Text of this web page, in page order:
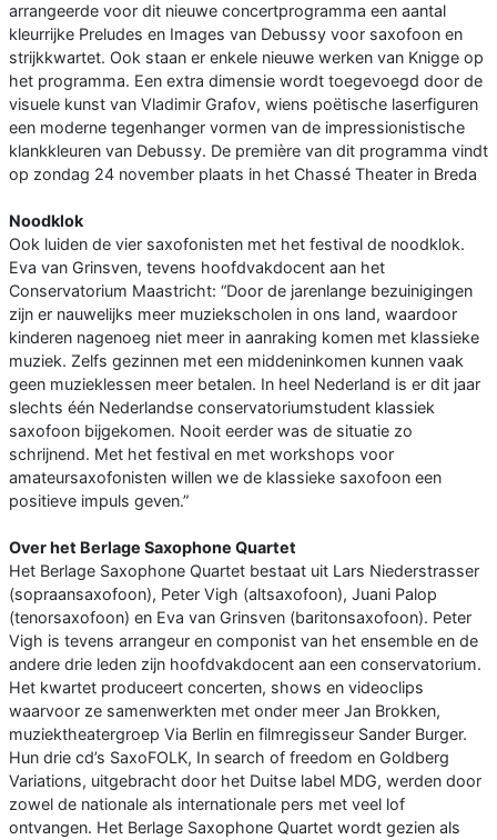
arrangeerde voor dit nieuwe concertprogramma een aantal
kleurrijke Preludes en Images van Debussy voor saxofoon en
strijkkwartet. Ook staan er enkele nieuwe werken van Knigge op
het programma. Een extra dimensie wordt toegevoegd door de
visuele kunst van Vladimir Grafov, wiens poëtische laserfiguren
een moderne tegenhanger vormen van de impressionistische
klankkleuren van Debussy. De première van dit programma vindt
op zondag 24 november plaats in het Chassé Theater in Breda
Noodklok
Ook luiden de vier saxofonisten met het festival de noodklok.
Eva van Grinsven, tevens hoofdvakdocent aan het
Conservatorium Maastricht: “Door de jarenlange bezuinigingen
zijn er nauwelijks meer muziekscholen in ons land, waardoor
kinderen nagenoeg niet meer in aanraking komen met klassieke
muziek. Zelfs gezinnen met een middeninkomen kunnen vaak
geen muzieklessen meer betalen. In heel Nederland is er dit jaar
slechts één Nederlandse conservatoriumstudent klassiek
saxofoon bijgekomen. Nooit eerder was de situatie zo
schrijnend. Met het festival en met workshops voor
amateursaxofonisten willen we de klassieke saxofoon een
positieve impuls geven.”
Over het Berlage Saxophone Quartet
Het Berlage Saxophone Quartet bestaat uit Lars Niederstrasser
(sopraansaxofoon), Peter Vigh (altsaxofoon), Juani Palop
(tenorsaxofoon) en Eva van Grinsven (baritonsaxofoon). Peter
Vigh is tevens arrangeur en componist van het ensemble en de
andere drie leden zijn hoofdvakdocent aan een conservatorium.
Het kwartet produceert concerten, shows en videoclips
waarvoor ze samenwerkten met onder meer Jan Brokken,
muziektheatergroep Via Berlin en filmregisseur Sander Burger.
Hun drie cd’s SaxoFOLK, In search of freedom en Goldberg
Variations, uitgebracht door het Duitse label MDG, werden door
zowel de nationale als internationale pers met veel lof
ontvangen. Het Berlage Saxophone Quartet wordt gezien als